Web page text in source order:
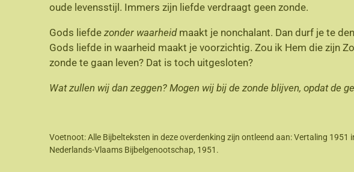
oude levensstijl. Immers zijn liefde verdraagt geen zonde.
Gods liefde zonder waarheidmaakt je nonchalant. Dan durf je te
Gods liefde in waarheid maakt je voorzichtig. Zou ik Hem die zijn
zonde te gaan leven? Dat is toch uitgesloten?
Wat zullen wij dan zeggen? Mogen wij bij de zonde blijven, opdat de
Voetnoot: Alle Bijbelteksten in deze overdenking zijn ontleend aan: Vertaling
Nederlands-Vlaams Bijbelgenootschap, 1951.